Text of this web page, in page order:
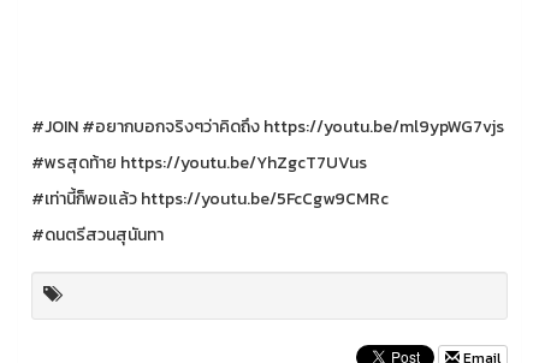
#JOIN #อยากบอกจริงๆว่าคิดถึง https://youtu.be/ml9ypWG7vjs
#พรสุดท้าย https://youtu.be/YhZgcT7UVus
#เท่านี้ก็พอแล้ว https://youtu.be/5FcCgw9CMRc
#ดนตรีสวนสุนันทา
Email